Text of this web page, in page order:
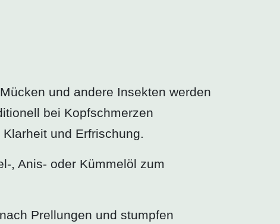
und andere Insekten werden
bei Kopfschmerzen
und Erfrischung.
, Anis- oder Kümmelöl zum
Prellungen und stumpfen